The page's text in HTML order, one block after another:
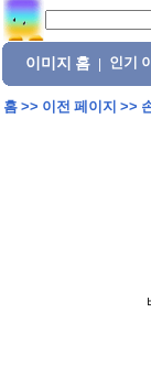
이미지 홈 인기
홈>> 이전 페이지 >>